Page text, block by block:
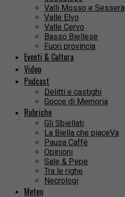
Valli Mosso e Sessera
Valle Elvo
Valle Cervo
Basso Biellese
Fuori provincia
Eventi & Cultura
Video
Podcast
Delitti e castighi
Gocce di Memoria
Rubriche
Gli Sbiellati
La Biella che piaceVa
Pausa Caffè
Opinioni
Sale & Pepe
Tra le righe
Necrologi
Meteo